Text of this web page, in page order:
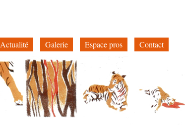
Actualité Galerie Espace pros Contact